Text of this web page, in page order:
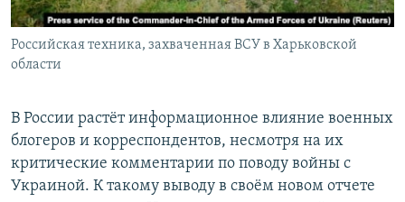
Российская техника, захваченная ВСУ в Харьковской
области
В России растёт информационное влияние военных
блогеров и корреспондентов, несмотря на их
критические комментарии по поводу войны с
Украиной. К такому выводу в своём новом отчете